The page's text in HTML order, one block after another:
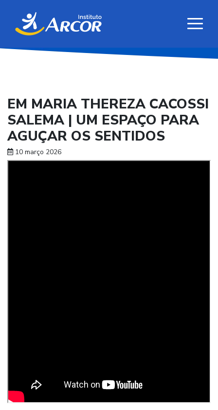
EM MARIA THEREZA CACOSSI
SALEMA | UM ESPAÇO PARA
AGUÇAR OS SENTIDOS
10 março 2026